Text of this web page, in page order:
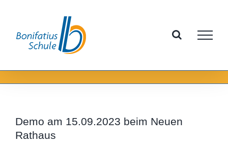
springen
Demo am 15.09.2023 beim Neuen
Rathaus